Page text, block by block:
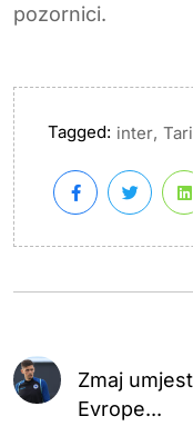
pozornici.
Tagged: inter,
Zmaj
Evrope...